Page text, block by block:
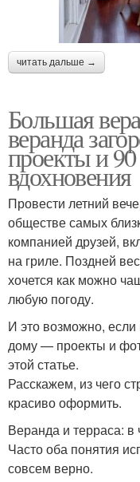
читать дальше →
Большая
веранда
проекты и
вдохновения
Провести летний
обществе самых
компанией друзей,
на гриле. Поздней
хочется как можно
любую погоду.
И это возможно, если
дому — проекты и
этой статье.
Расскажем, из чего
красиво оформить.
Веранда и терраса: в
Часто оба понятия
совсем верно.